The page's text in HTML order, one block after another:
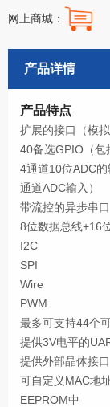
网上商城：
产品详情
产品特点
扩展的接口（模
40备选GPIO（包
4通道10位ADC
通道ADC输入）
带流控的异步串
8位数据总线+16
I2C
SPI
Wire
PWM
最多可支持44个
提供3V电平的
提供外部晶体接口
可自定义MAC地
EEPROM中